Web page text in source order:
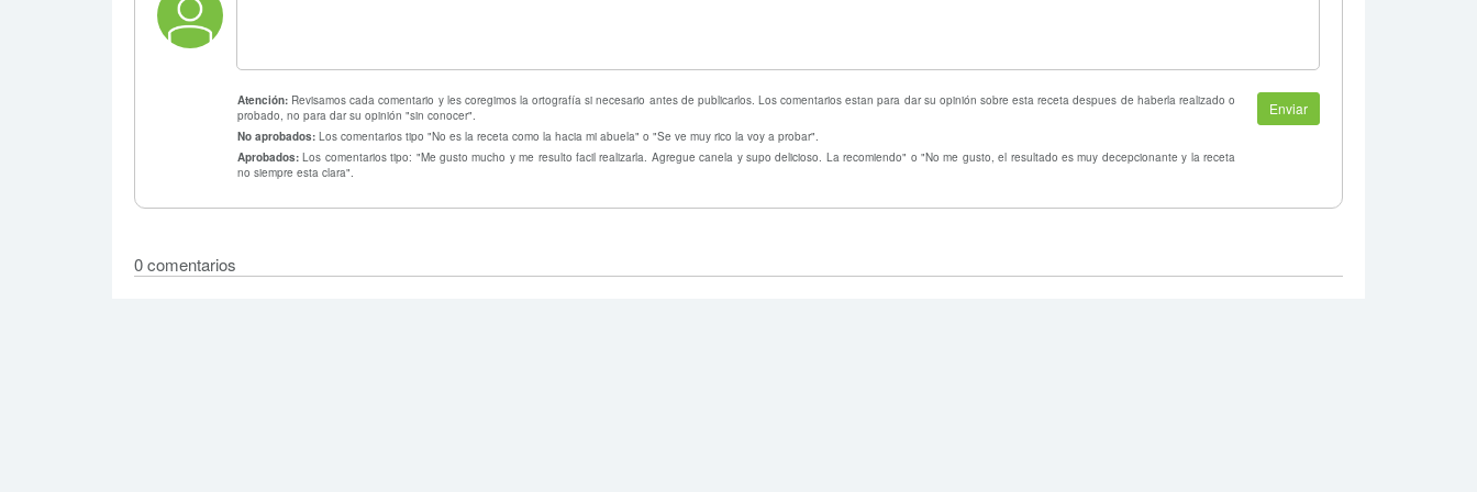
Atención: Revisamos cada comentario y les coregimos la ortografía si necesario antes de publicarlos. Los comentarios estan para dar su opinión sobre esta receta despues de haberla realizado o
probado, no para dar su opinión "sin conocer".
No aprobados: Los comentarios tipo "No es la receta como la hacia mi abuela" o "Se ve muy rico la voy a probar".
Aprobados:Los comentarios tipo: "Me gusto mucho y me resulto facil realizarla. Agregue canela y supo delicioso. La recomiendo" o "No me gusto, el resultado es muy decepcionante y la receta
no siempre esta clara".
0 comentarios